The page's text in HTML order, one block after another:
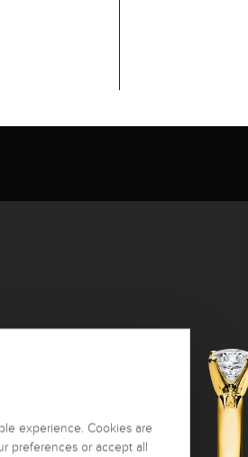
experience. Cookies are
preferences or accept all